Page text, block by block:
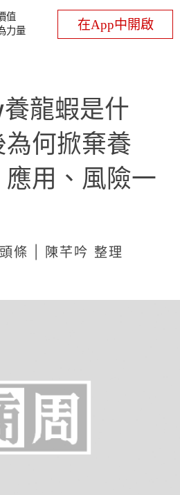
值
力量
在App中開啟
龍蝦是什
何掀棄養
用、風險一
條 | 陳芊吟 整理